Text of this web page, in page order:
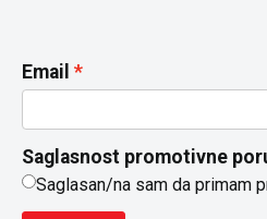
Email
Saglasnost promotivne
Saglasan/na sam da primam